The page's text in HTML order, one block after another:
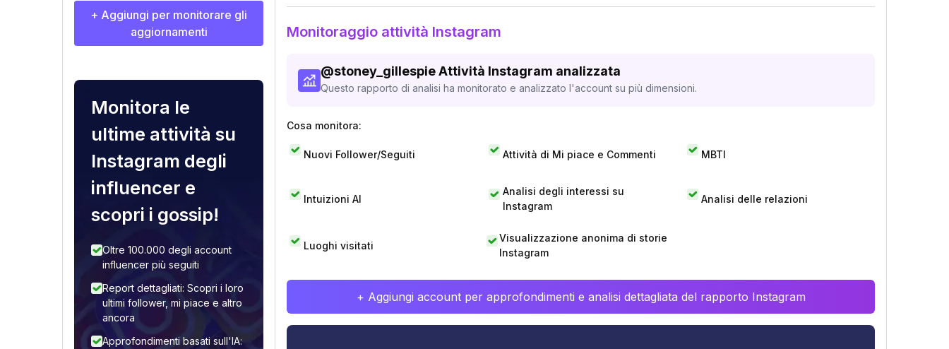
+ Aggiungi per monitorare gli
aggiornamenti
Monitora le
ultime attività su
Instagram degli
influencer e
scopri i gossip!
Oltre 100.000 degli account
influencer più seguiti
Report dettagliati: Scopri i loro
ultimi follower, mi piace e altro
ancora
Approfondimenti basati sull'IA:
Monitoraggio attività Instagram
@stoney_gillespieAttività Instagram analizzata
Questo rapporto di analisi ha monitorato e analizzato l'account su più dimensioni.
Cosa monitora:
Nuovi Follower/Seguiti Attività di Mi piace e Commenti MBTI
Intuizioni AI
Analisi degli interessi su
Instagram
Analisi delle relazioni
Luoghi visitati
Visualizzazione anonima di storie
Instagram
+ Aggiungi account per approfondimenti e analisi dettagliata del rapporto Instagram